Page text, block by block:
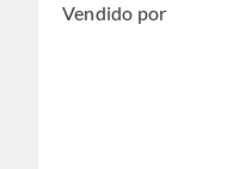
Vendido por